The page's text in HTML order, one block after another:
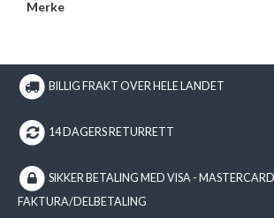
Merke
BILLIG FRAKT OVER HELE LANDET
14 DAGERS RETURRETT
SIKKER BETALING MED VISA -
FAKTURA/DELBETALING